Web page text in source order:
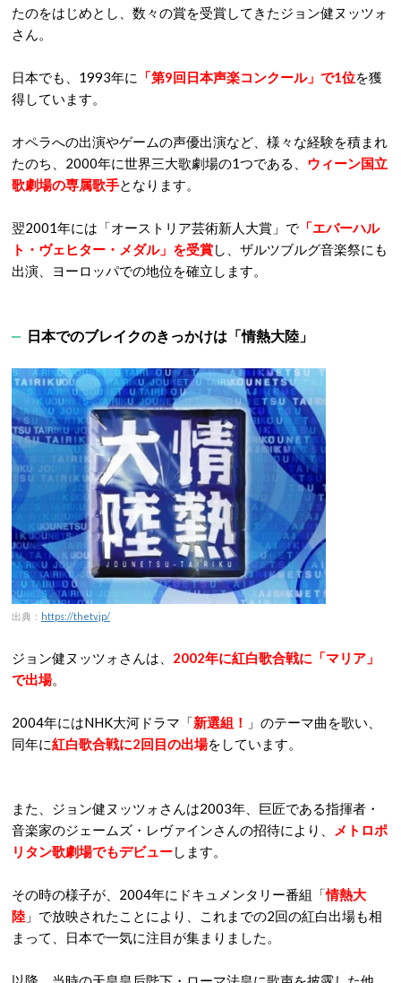
たのをはじめとし、数々の賞を受賞してきたジョン健ヌッツォ
さん。
日本でも、1993年に 「第9回日本声楽コンクール」で1位を獲
得しています。
オペラへの出演やゲームの声優出演など、様々な経験を積まれ
たのち、2000年に世界三大歌劇場の1つである、 ウィーン国立
歌劇場の専属歌手となります。
翌2001年には「オーストリア芸術新人大賞」で 「エバーハル
ト・ヴェヒター・メダル」を受賞し、ザルツブルグ音楽祭にも
出演、ヨーロッパでの地位を確立します。
日本でのブレイクのきっかけは「情熱大陸」
出典： https://thetv.jp/
ジョン健ヌッツォさんは、 2002年に紅白歌合戦に「マリア」
で出場。
2004年にはNHK大河ドラマ「新選組！
」のテーマ曲を歌い、
同年に紅白歌合戦に2回目の出場をしています。
また、ジョン健ヌッツォさんは2003年、巨匠である指揮者・
音楽家のジェームズ・レヴァインさんの招待により、
メトロポ
リタン歌劇場でもデビューします。
その時の様子が、2004年にドキュメンタリー番組「情熱大
陸 」で放映されたことにより、これまでの2回の紅白出場も相
まって、日本で一気に注目が集まりました。